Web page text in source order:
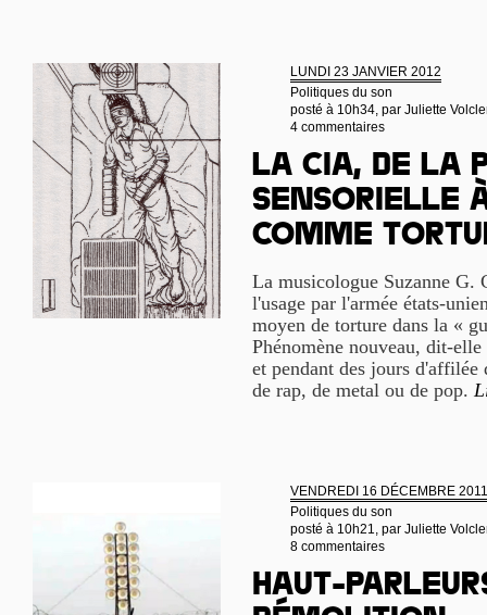
LUNDI 23 JANVIER 2012
Politiques du son
posté à 10h34, par Juliette
4 commentaires
La CIA, de la
sensorielle
comme
La musicologue Suzanne G.
l'usage par l'armée états-
moyen de torture dans la «
Phénomène nouveau, dit-
et pendant des jours d'affilée
de rap, de metal ou de pop.
VENDREDI 16 DÉCEMBRE 2011
Politiques du son
posté à 10h21, par Juliette
8 commentaires
Haut-